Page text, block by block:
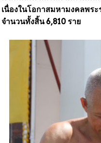
เนื่องในโอกาสมหามงคลพร
จำนวนทั้งสิ้น 6,810 ราย